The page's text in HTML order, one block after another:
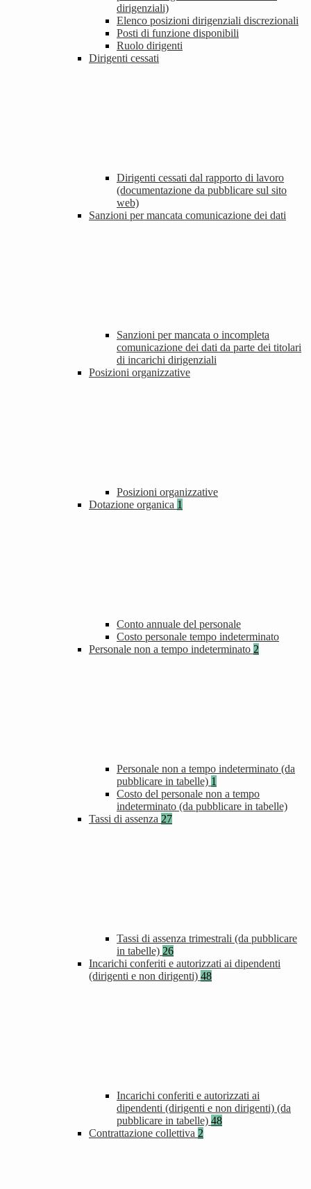
dirigenziali)
Elenco posizioni dirigenziali discrezionali
Posti di funzione disponibili
Ruolo dirigenti
Dirigenti cessati
Dirigenti cessati dal rapporto di lavoro
(documentazione da pubblicare sul sito
web)
Sanzioni per mancata comunicazione dei dati
Sanzioni per mancata o incompleta
comunicazione dei dati da parte dei titolari
di incarichi dirigenziali
Posizioni organizzative
Posizioni organizzative
Dotazione organica 1
Conto annuale del personale
Costo personale tempo indeterminato
Personale non a tempo indeterminato 2
Personale non a tempo indeterminato (da
pubblicare in tabelle) 1
Costo del personale non a tempo
indeterminato (da pubblicare in tabelle)
Tassi di assenza 27
Tassi di assenza trimestrali (da pubblicare
in tabelle) 26
Incarichi conferiti e autorizzati ai dipendenti
(dirigenti e non dirigenti) 48
Incarichi conferiti e autorizzati ai
dipendenti (dirigenti e non dirigenti) (da
pubblicare in tabelle) 48
Contrattazione collettiva 2